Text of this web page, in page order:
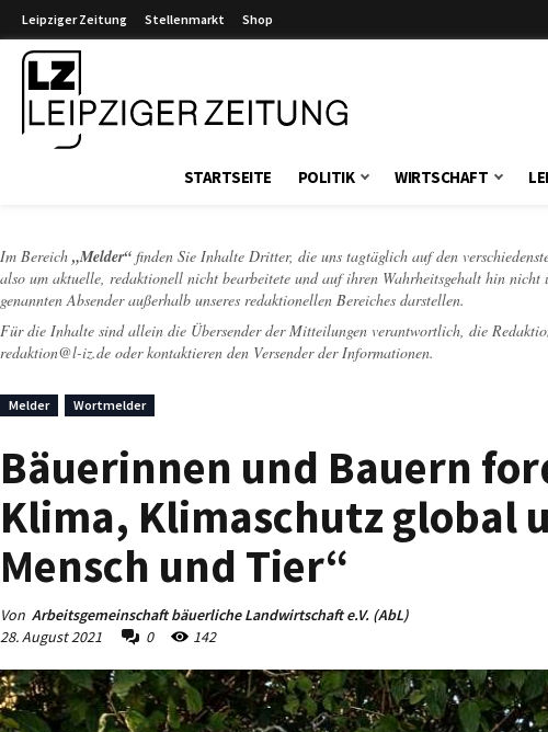
Leipziger Zeitung Stellenmarkt Shop
STARTSEITE POLITIK WIRTSCHAFT
Im Bereich „Melder“ finden Sie Inhalte Dritter, die uns tagtäglich auf den
also um aktuelle, redaktionell nicht bearbeitete und auf ihren Wahrheitsgehalt hin
genannten Absender außerhalb unseres redaktionellen Bereiches darstellen.
Für die Inhalte sind allein die Übersender der Mitteilungen verantwortlich, die
redaktion@l-iz.de oder kontaktieren den Versender der Informationen.
Melder Wortmelder
Bäuerinnen und Bauern
Klima, Klimaschutz global
Mensch und Tier“
Von Arbeitsgemeinschaft bäuerliche Landwirtschaft e.V. (AbL)
28. August 2021
0 142